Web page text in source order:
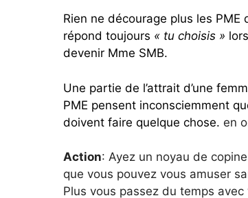
Rien ne décourage plus les PME
répond toujours « tu choisis »
devenir Mme SMB.
Une partie de l’attrait d’une
PME pensent inconsciemment
doivent faire quelque chose. en
Action: Ayez un noyau de
que vous pouvez vous amuser
Plus vous passez du temps